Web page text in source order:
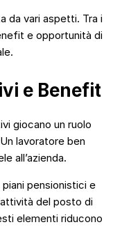
da vari aspetti. Tra i
e opportunità di
e Benefit
giocano un ruolo
lavoratore ben
all’azienda.
pensionistici e
del posto di
elementi riducono